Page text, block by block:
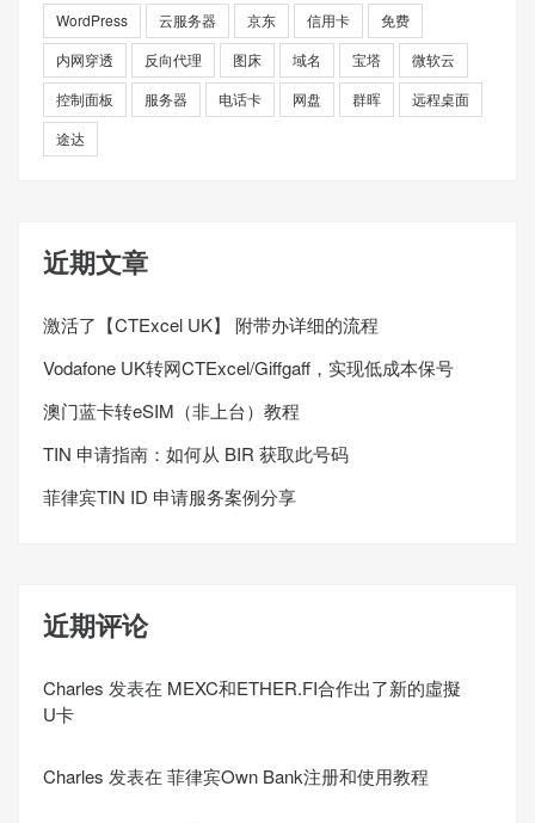
WordPress 云服务器 京东 信用卡
免费
内网穿透
反向代理 图床 域名 宝塔
微软云
控制面板
服务器 电话卡 网盘 群晖
远程桌面
途达
近期文章
激活了【CTExcel UK】 附带办详细的流程
Vodafone UK转网CTExcel/Giffgaff，实现低成本保号
澳门蓝卡转eSIM（非上台）教程
TIN 申请指南：如何从 BIR 获取此号码
菲律宾TIN ID 申请服务案例分享
近期评论
Charles 发表在 MEXC和ETHER.FI合作出了新的虛擬
U卡
Charles 发表在 菲律宾Own Bank注册和使用教程